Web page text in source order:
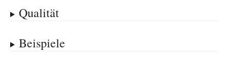
Qualität
Beispiele